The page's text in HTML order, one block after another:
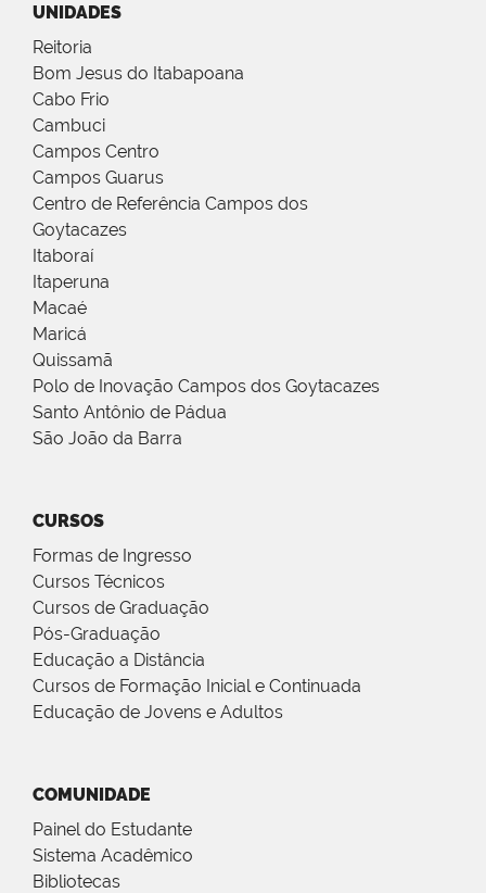
UNIDADES
Reitoria
Bom Jesus do Itabapoana
Cabo Frio
Cambuci
Campos Centro
Campos Guarus
Centro de Referência Campos dos
Goytacazes
Itaboraí
Itaperuna
Macaé
Maricá
Quissamã
Polo de Inovação Campos dos Goytacazes
Santo Antônio de Pádua
São João da Barra
CURSOS
Formas de Ingresso
Cursos Técnicos
Cursos de Graduação
Pós-Graduação
Educação a Distância
Cursos de Formação Inicial e Continuada
Educação de Jovens e Adultos
COMUNIDADE
Painel do Estudante
Sistema Acadêmico
Bibliotecas